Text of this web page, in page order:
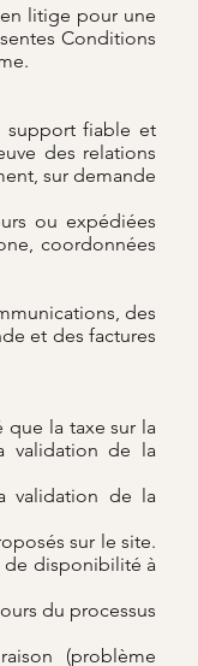
litige pour une
Conditions
support fiable et
des relations
sur demande
ou expédiées
coordonnées
des
et des factures
que la taxe sur la
validation de la
validation de la
sur le site.
de disponibilité à
du processus
(problème